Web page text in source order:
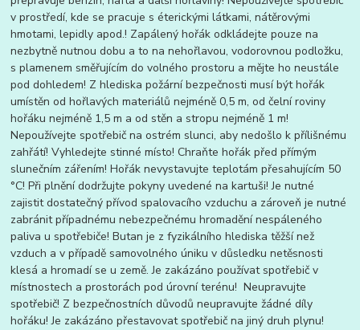
v prostředí, kde se pracuje s éterickými látkami, nátěrovými
hmotami, lepidly apod.! Zapálený hořák odkládejte pouze na
nezbytně nutnou dobu a to na nehořlavou, vodorovnou podložku,
s plamenem směřujícím do volného prostoru a mějte ho neustále
pod dohledem! Z hlediska požární bezpečnosti musí být hořák
umístěn od hořlavých materiálů nejméně 0,5 m, od čelní roviny
hořáku nejméně 1,5 m a od stěn a stropu nejméně 1 m!
Nepoužívejte spotřebič na ostrém slunci, aby nedošlo k přílišnému
zahřátí! Vyhledejte stinné místo! Chraňte hořák před přímým
slunečním zářením! Hořák nevystavujte teplotám přesahujícím 50
°C! Při plnění dodržujte pokyny uvedené na kartuši! Je nutné
zajistit dostatečný přívod spalovacího vzduchu a zároveň je nutné
zabránit případnému nebezpečnému hromadění nespáleného
paliva u spotřebiče! Butan je z fyzikálního hlediska těžší než
vzduch a v případě samovolného úniku v důsledku netěsnosti
klesá a hromadí se u země. Je zakázáno používat spotřebič v
místnostech a prostorách pod úrovní terénu! Neupravujte
spotřebič! Z bezpečnostních důvodů neupravujte žádné díly
hořáku! Je zakázáno přestavovat spotřebič na jiný druh plynu!